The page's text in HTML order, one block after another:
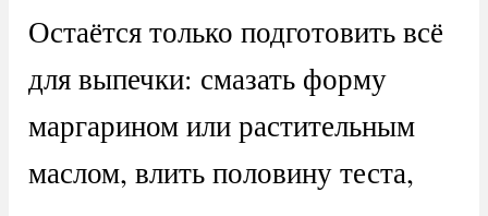
Остаётся только подготовить всё
для выпечки: смазать форму
маргарином или растительным
маслом, влить половину теста,